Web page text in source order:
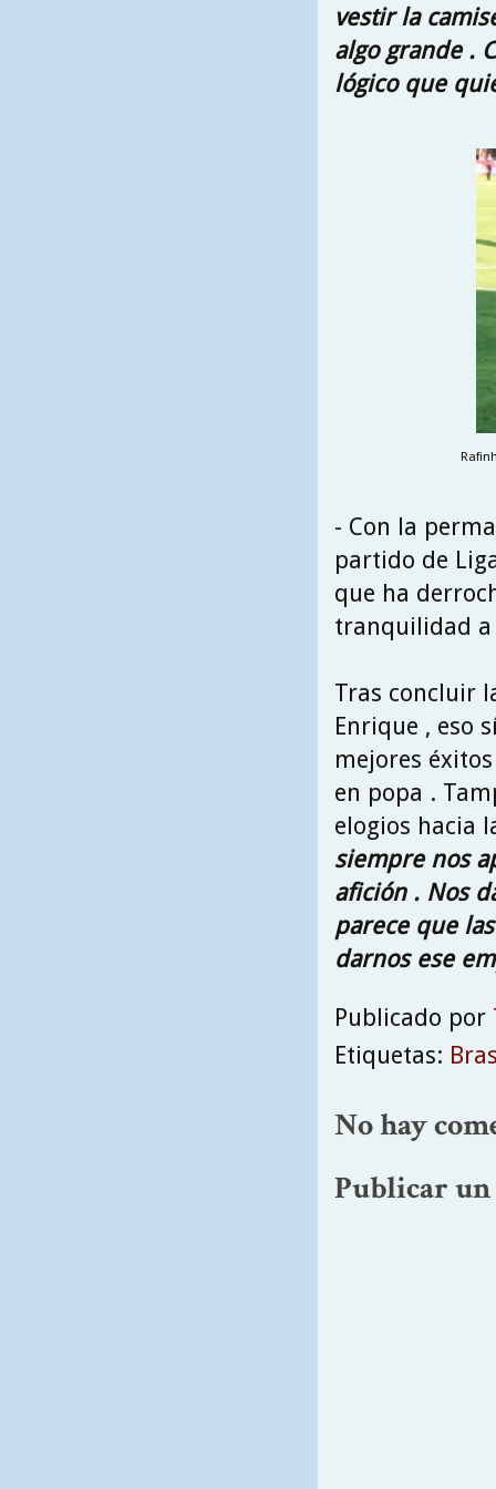
vestir la
algo grande .
lógico que
- Con la
partido de
que ha
tranquilidad
Tras concluir
Enrique , eso
mejores
en popa .
elogios hacia
siempre nos
afición . Nos
parece que
darnos ese
Publicado por
Etiquetas:
No hay
Publicar